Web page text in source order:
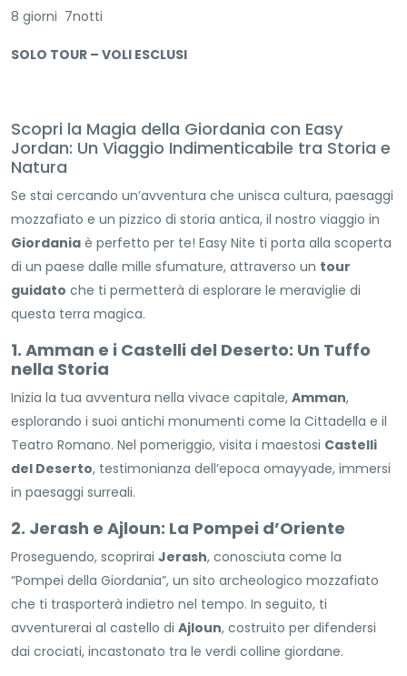
8 giorni 7notti
SOLO TOUR – VOLI ESCLUSI
Scopri la Magia della Giordania con Easy
Jordan: Un Viaggio Indimenticabile tra Storia e
Natura
Se stai cercando un’avventura che unisca cultura, paesaggi
mozzafiato e un pizzico di storia antica, il nostro viaggio in
Giordania è perfetto per te! Easy Nite ti porta alla scoperta
di un paese dalle mille sfumature, attraverso un tour
guidato che ti permetterà di esplorare le meraviglie di
questa terra magica.
1. Amman e i Castelli del Deserto: Un Tuffo
nella Storia
Inizia la tua avventura nella vivace capitale, Amman,
esplorando i suoi antichi monumenti come la Cittadella e il
Teatro Romano. Nel pomeriggio, visita i maestosi Castelli
del Deserto, testimonianza dell’epoca omayyade, immersi
in paesaggi surreali.
2. Jerash e Ajloun: La Pompei d’Oriente
Proseguendo, scoprirai Jerash, conosciuta come la
“Pompei della Giordania”, un sito archeologico mozzafiato
che ti trasporterà indietro nel tempo. In seguito, ti
avventurerai al castello di Ajloun, costruito per difendersi
dai crociati, incastonato tra le verdi colline giordane.